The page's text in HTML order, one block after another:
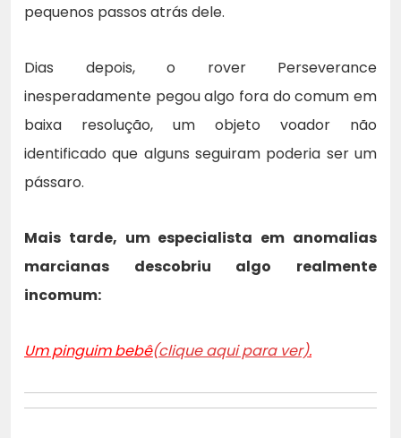
pequenos passos atrás dele.
Dias depois, o rover Perseverance
inesperadamente pegou algo fora do comum em
baixa resolução, um objeto voador não
identificado que alguns seguiram poderia ser um
pássaro.
Mais tarde, um especialista em anomalias
marcianas descobriu algo realmente
incomum:
Um pinguim bebê(clique aqui para ver).